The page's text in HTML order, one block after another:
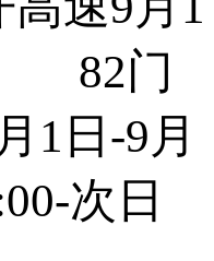
82门
1日-9月
次日